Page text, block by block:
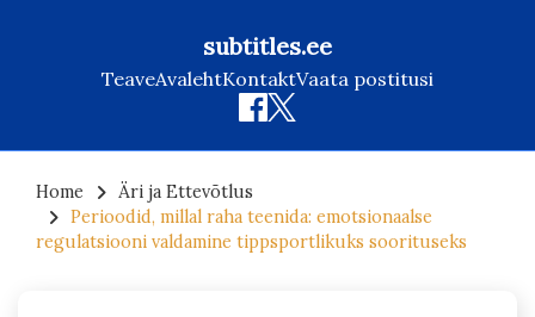
subtitles.ee
TeaveAvalehtKontaktVaata postitusi
content
Home
Äri ja Ettevõtlus
Perioodid, millal raha teenida: emotsionaalse
regulatsiooni valdamine tippsportlikuks soorituseks